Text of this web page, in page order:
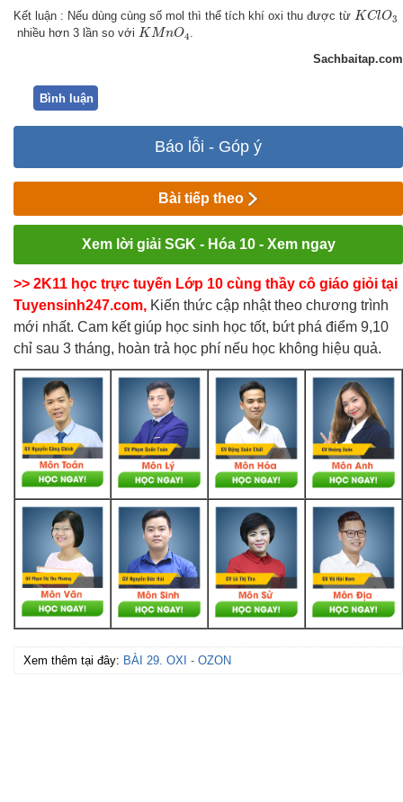
Kết luận : Nếu dùng cùng số mol thì thể tích khí oxi thu được từ KClO3
KClO3
nhiều hơn 3 lần so với KMnO4
KMn O4 .
Sachbaitap.com
Bình luận
Báo lỗi - Góp ý
Bài tiếp theo
Xem lời giải SGK - Hóa 10 - Xem ngay
>> 2K11 học trực tuyến Lớp 10 cùng thầy cô giáo giỏi tại
Tuyensinh247.com, Kiến thức cập nhật theo chương trình
mới nhất. Cam kết giúp học sinh học tốt, bứt phá điểm 9,10
chỉ sau 3 tháng, hoàn trả học phí nếu học không hiệu quả.
Xem thêm tại đây: BÀI 29. OXI - OZON